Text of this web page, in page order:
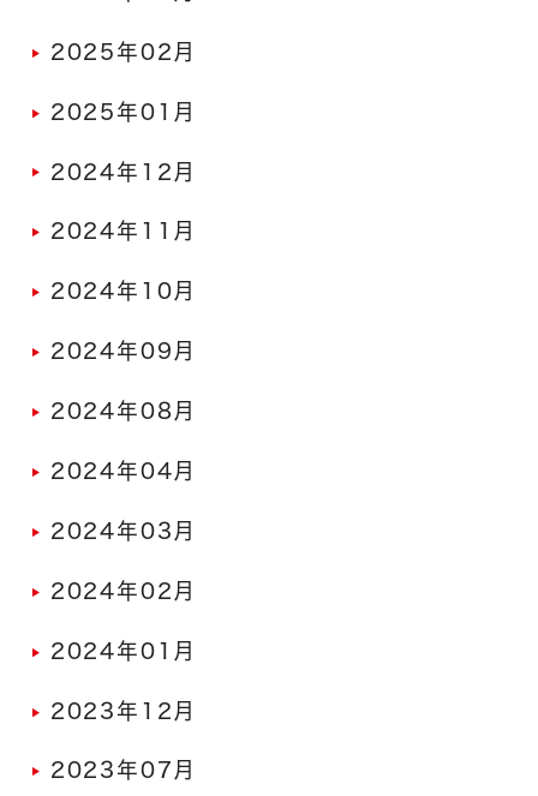
2025年02月
2025年01月
2024年12月
2024年11月
2024年10月
2024年09月
2024年08月
2024年04月
2024年03月
2024年02月
2024年01月
2023年12月
2023年07月